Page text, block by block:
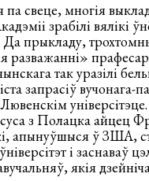
свеце, многія
зрабілі вялікі
Да прыкладу,
разважанні»
так уразілі
запрасіў вучонага-
з Полацка айцец
апынуўшыся ў ЗША,
і заснаваў
якія